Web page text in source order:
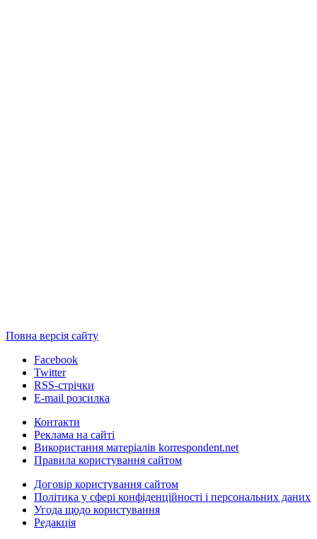
Повна версія сайту
Facebook
Twitter
RSS-стрічки
E-mail розсилка
Контакти
Реклама на сайті
Використання матеріалів korrespondent.net
Правила користування сайтом
Договір користування сайтом
Політика у сфері конфіденційності і персональних даних
Угода щодо користування
Редакція